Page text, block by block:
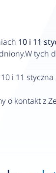
10 i 11
tych
i 11
o kontakt z